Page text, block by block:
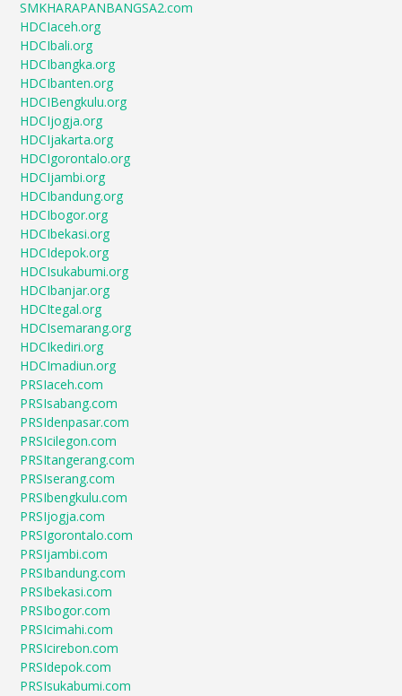
SMKHARAPANBANGSA2.com
HDCIaceh.org
HDCIbali.org
HDCIbangka.org
HDCIbanten.org
HDCIBengkulu.org
HDCIjogja.org
HDCIjakarta.org
HDCIgorontalo.org
HDCIjambi.org
HDCIbandung.org
HDCIbogor.org
HDCIbekasi.org
HDCIdepok.org
HDCIsukabumi.org
HDCIbanjar.org
HDCItegal.org
HDCIsemarang.org
HDCIkediri.org
HDCImadiun.org
PRSIaceh.com
PRSIsabang.com
PRSIdenpasar.com
PRSIcilegon.com
PRSItangerang.com
PRSIserang.com
PRSIbengkulu.com
PRSIjogja.com
PRSIgorontalo.com
PRSIjambi.com
PRSIbandung.com
PRSIbekasi.com
PRSIbogor.com
PRSIcimahi.com
PRSIcirebon.com
PRSIdepok.com
PRSIsukabumi.com